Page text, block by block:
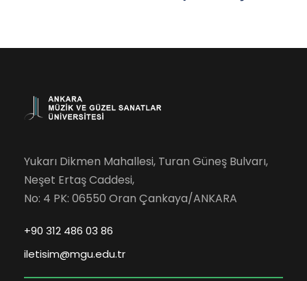
Yukarı Dikmen Mahallesi, Turan Güneş Bulvarı,
Neşet Ertaş Caddesi,
No: 4 PK: 06550 Oran Çankaya/ANKARA
+90 312 486 03 86
iletisim@mgu.edu.tr